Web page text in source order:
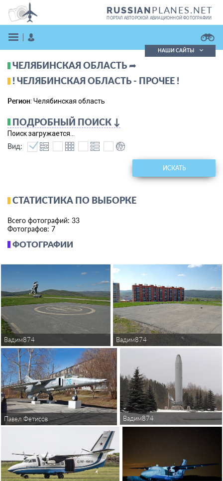
RUSSIANPLANES.NET
ПОРТАЛ АВТОРСКОЙ АВИАЦИОННОЙ ФОТОГРАФИИ
ВОЙТИ
ЗАРЕГИСТРИРОВАТЬСЯ
Поиск фотографий
Поиск в реестре
НАШИ САЙТЫ
ЧЕЛЯБИНСКАЯ ОБЛАСТЬ ➦
! ЧЕЛЯБИНСКАЯ ОБЛАСТЬ - ПРОЧЕЕ !
Регион: Челябинская область
ФОТОГРАФИИ
Вадим874 Вадим874
Павел Фетисов Вадим874
ПОДРОБНЫЙ ПОИСК ↓
Поиск загружается...
Вид:
ИСКАТЬ
СТАТИСТИКА ПО ВЫБОРКЕ
Всего фотографий: 33
Фотографов: 7